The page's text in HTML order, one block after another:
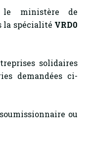
le ministère de
la spécialité VRD0
solidaires
demandées ci-
ou